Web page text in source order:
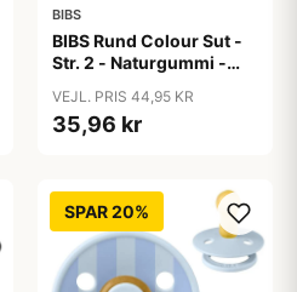
BIBS
BIBS Rund Colour Sut -
Str. 2 - Naturgummi -
VEJL. PRIS 44,95 KR
35,96 kr
SPAR 20%